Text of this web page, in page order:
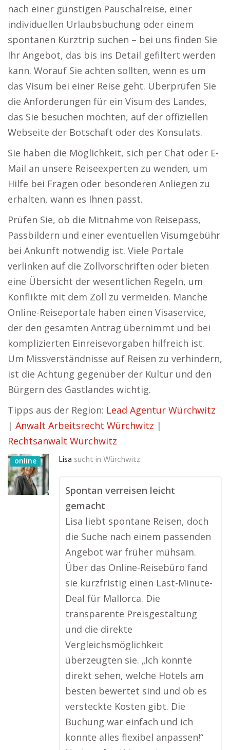
nach einer günstigen Pauschalreise, einer
individuellen Urlaubsbuchung oder einem
spontanen Kurztrip suchen – bei uns finden Sie
Ihr Angebot, das bis ins Detail gefiltert werden
kann. Worauf Sie achten sollten, wenn es um
das Visum bei einer Reise geht. Überprüfen Sie
die Anforderungen für ein Visum des Landes,
das Sie besuchen möchten, auf der offiziellen
Webseite der Botschaft oder des Konsulats.
Sie haben die Möglichkeit, sich per Chat oder E-
Mail an unsere Reiseexperten zu wenden, um
Hilfe bei Fragen oder besonderen Anliegen zu
erhalten, wann es Ihnen passt.
Prüfen Sie, ob die Mitnahme von Reisepass,
Passbildern und einer eventuellen Visumgebühr
bei Ankunft notwendig ist. Viele Portale
verlinken auf die Zollvorschriften oder bieten
eine Übersicht der wesentlichen Regeln, um
Konflikte mit dem Zoll zu vermeiden. Manche
Online-Reiseportale haben einen Visaservice,
der den gesamten Antrag übernimmt und bei
komplizierten Einreisevorgaben hilfreich ist.
Um Missverständnisse auf Reisen zu verhindern,
ist die Achtung gegenüber der Kultur und den
Bürgern des Gastlandes wichtig.
Tipps aus der Region: Lead Agentur Würchwitz
| Anwalt Arbeitsrecht Würchwitz |
Rechtsanwalt Würchwitz
online Lisa sucht in Würchwitz
Spontan verreisen leicht
gemacht
Lisa liebt spontane Reisen, doch
die Suche nach einem passenden
Angebot war früher mühsam.
Über das Online-Reisebüro fand
sie kurzfristig einen Last-Minute-
Deal für Mallorca. Die
transparente Preisgestaltung
und die direkte
Vergleichsmöglichkeit
überzeugten sie. „Ich konnte
direkt sehen, welche Hotels am
besten bewertet sind und ob es
versteckte Kosten gibt. Die
Buchung war einfach und ich
konnte alles flexibel anpassen!“